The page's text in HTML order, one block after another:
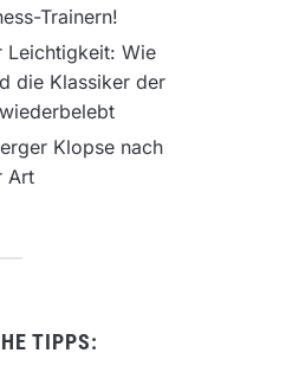
Trainern!
Leichtigkeit: Wie
die Klassiker der
Klopse nach
Art
TIPPS: